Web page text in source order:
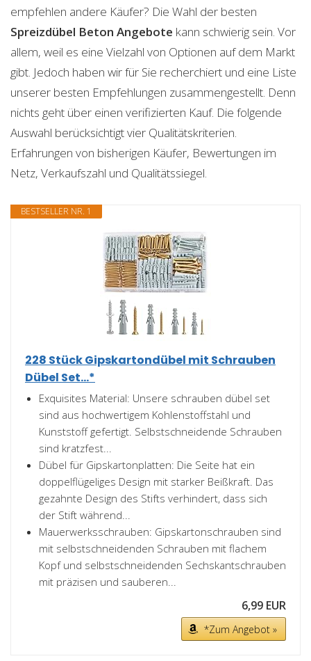
empfehlen andere Käufer? Die Wahl der besten
Spreizdübel Beton Angebote kann schwierig sein. Vor
allem, weil es eine Vielzahl von Optionen auf dem Markt
gibt. Jedoch haben wir für Sie recherchiert und eine Liste
unserer besten Empfehlungen zusammengestellt. Denn
nichts geht über einen verifizierten Kauf. Die folgende
Auswahl berücksichtigt vier Qualitätskriterien.
Erfahrungen von bisherigen Käufer, Bewertungen im
Netz, Verkaufszahl und Qualitätssiegel.
BESTSELLER NR. 1
228 Stück Gipskartondübel mit Schrauben
Dübel Set...*
Exquisites Material: Unsere schrauben dübel set
sind aus hochwertigem Kohlenstoffstahl und
Kunststoff gefertigt. Selbstschneidende Schrauben
sind kratzfest...
Dübel für Gipskartonplatten: Die Seite hat ein
doppelflügeliges Design mit starker Beißkraft. Das
gezahnte Design des Stifts verhindert, dass sich
der Stift während...
Mauerwerksschrauben: Gipskartonschrauben sind
mit selbstschneidenden Schrauben mit flachem
Kopf und selbstschneidenden Sechskantschrauben
mit präzisen und sauberen...
6,99 EUR
*Zum Angebot »